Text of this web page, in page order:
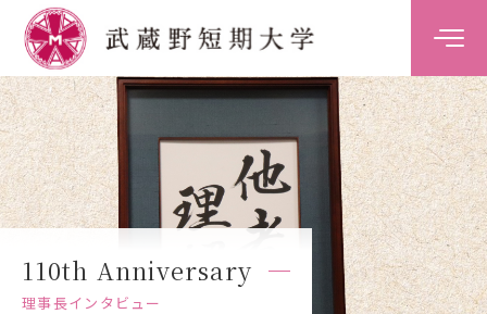
大学案内
学科案内
キャンパスライフ
キャリア・就職支援
110th Anniversary
理事長インタビュー